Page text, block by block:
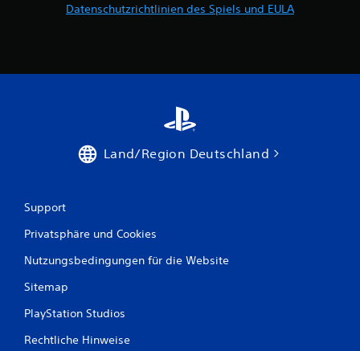
Datenschutzrichtlinien des Spiels und EULA
Land/Region Deutschland
Support
Privatsphäre und Cookies
Nutzungsbedingungen für die Website
Sitemap
PlayStation Studios
Rechtliche Hinweise